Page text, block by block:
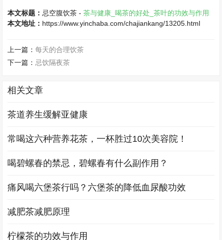
本文标题： 忌空腹饮茶 -茶与健康_喝茶的好处_茶叶的功效与作用
本文地址： https://www.yinchaba.com/chajiankang/13205.html
上一篇：每天的合理饮茶
下一篇： 忌饮隔夜茶
相关文章
茶道养生缓解亚健康
常喝这六种营养花茶，一杯胜过10次美容院！
喝碧螺春的禁忌，碧螺春有什么副作用？
痛风喝六堡茶行吗？六堡茶的降低血尿酸功效
减肥茶减肥原理
柠檬茶的功效与作用